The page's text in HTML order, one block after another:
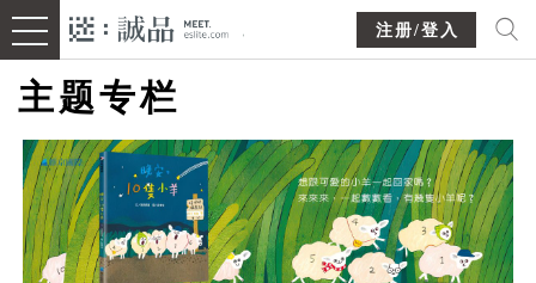
注册/登入
主题专栏